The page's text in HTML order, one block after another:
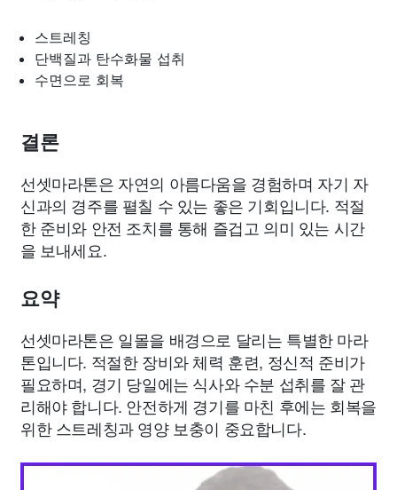
스트레칭
단백질과 탄수화물 섭취
수면으로 회복
결론
선셋마라톤은 자연의 아름다움을 경험하며 자기 자
신과의 경주를 펼칠 수 있는 좋은 기회입니다. 적절
한 준비와 안전 조치를 통해 즐겁고 의미 있는 시간
을 보내세요.
요약
선셋마라톤은 일몰을 배경으로 달리는 특별한 마라
톤입니다. 적절한 장비와 체력 훈련, 정신적 준비가
필요하며, 경기 당일에는 식사와 수분 섭취를 잘 관
리해야 합니다. 안전하게 경기를 마친 후에는 회복을
위한 스트레칭과 영양 보충이 중요합니다.